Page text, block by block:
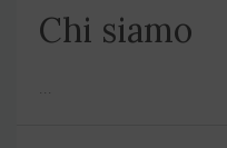
Chi siamo
...